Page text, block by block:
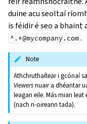
duine acu seoltaí
is féidir é seo a bhaint
^.*@mycompany.com .
Note
Athchruthaítear i gcónaí
Viewersnuair a dhéantar
leagan eile. Más mian
(nach n-oireann tada).